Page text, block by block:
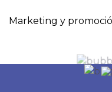
Marketing y